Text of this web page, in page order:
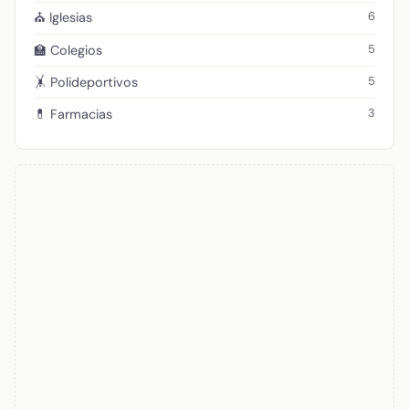
⛪ Iglesias 6
🏫 Colegios 5
🤸 Polideportivos 5
💊 Farmacias 3